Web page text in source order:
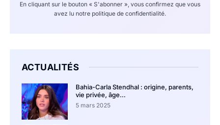
En cliquant sur le bouton « S'abonner », vous confirmez que vous
avez lu notre politique de confidentialité.
ACTUALITÉS
Bahia-Carla Stendhal : origine, parents,
vie privée, âge…
5 mars 2025